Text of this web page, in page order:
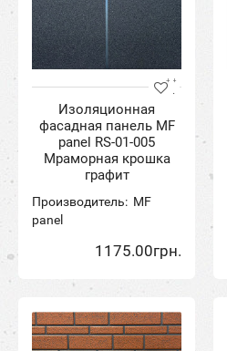
Изоляционная
фасадная панель MF
panel RS-01-005
Мраморная крошка
графит
Производитель: MF
panel
1175.00грн.